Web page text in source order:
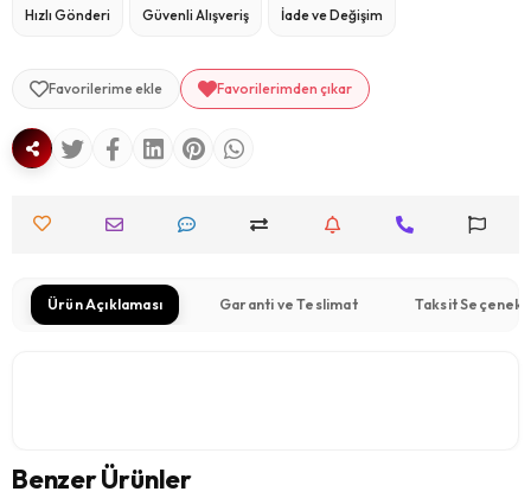
Hızlı Gönderi Güvenli Alışveriş İade ve Değişim
Favorilerime ekle Favorilerimden çıkar
Ürün Açıklaması Garanti ve Teslimat Taksit
Benzer Ürünler